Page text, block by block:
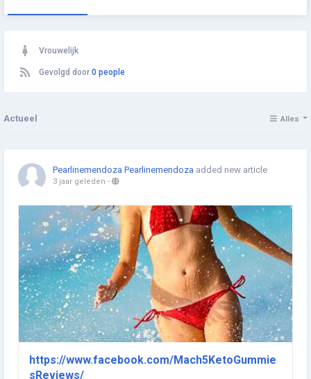
Vrouwelijk
Gevolgd door 0 people
Actueel Alles
Pearlinemendoza Pearlinemendoza added new article
3 jaar geleden -
https://www.facebook.com/Mach5KetoGummie
sReviews/